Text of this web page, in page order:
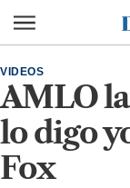
AMLO
lo digo
Fox
VIDEOS